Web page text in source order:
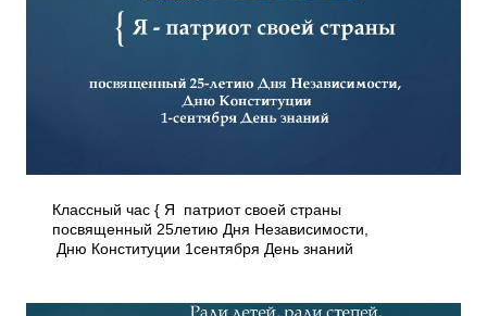
Классный час { Я ­ патриот своей страны
посвященный 25­летию Дня Независимости,
Дню Конституции 1­сентября День знаний